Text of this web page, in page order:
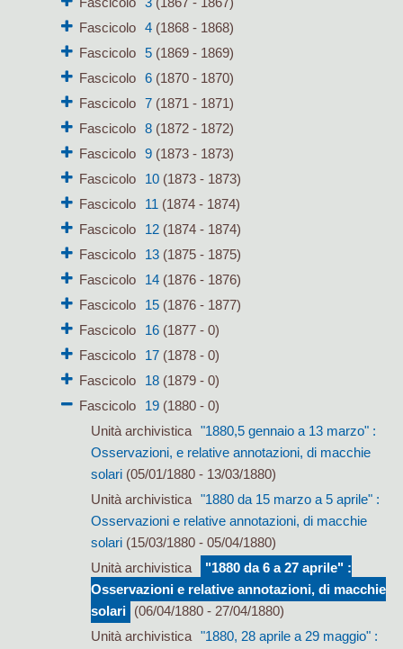
Fascicolo
4(1868 - 1868)
Fascicolo
5(1869 - 1869)
Fascicolo
6(1870 - 1870)
Fascicolo
7(1871 - 1871)
Fascicolo
8(1872 - 1872)
Fascicolo
9(1873 - 1873)
Fascicolo
10(1873 - 1873)
Fascicolo
11 (1874 - 1874)
Fascicolo
12(1874 - 1874)
Fascicolo
13(1875 - 1875)
Fascicolo
14(1876 - 1876)
Fascicolo
15(1876 - 1877)
Fascicolo
16(1877 - 0)
Fascicolo
17(1878 - 0)
Fascicolo
18(1879 - 0)
Fascicolo
19(1880 - 0)
Unità archivistica "1880,5 gennaio a 13 marzo" :
Osservazioni, e relative annotazioni, di macchie
solari(05/01/1880 - 13/03/1880)
Unità archivistica "1880 da 15 marzo a 5 aprile" :
Osservazioni e relative annotazioni, di macchie
solari(15/03/1880 - 05/04/1880)
Unità archivistica
"1880 da 6 a 27 aprile" :
Osservazioni e relative annotazioni, di macchie
solari (06/04/1880 - 27/04/1880)
Unità archivistica "1880, 28 aprile a 29 maggio" :